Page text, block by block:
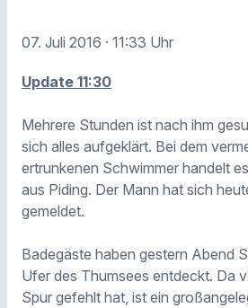
07. Juli 2016 · 11:33 Uhr
Update 11:30
Mehrere Stunden ist nach ihm
sich alles aufgeklärt. Bei dem
ertrunkenen Schwimmer handelt
aus Piding. Der Mann hat sich
gemeldet.
Badegäste haben gestern Abend
Ufer des Thumsees entdeckt. Da
Spur gefehlt hat, ist ein